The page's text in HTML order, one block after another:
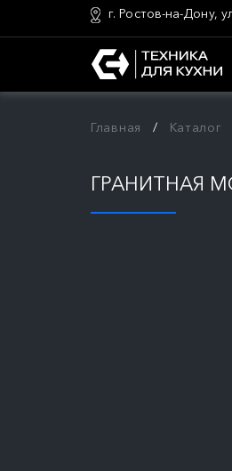
г. Ростов-на-Дону,
Главная Каталог
ГРАНИТНАЯ